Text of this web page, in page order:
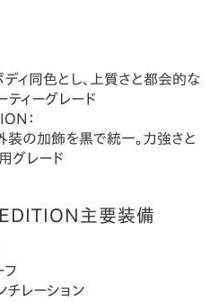
ィ同色とし、上質さと都会的な
ィーグレード
：
の加飾を黒で統一。力強さと
グレード
主要装備
フ
チレーション